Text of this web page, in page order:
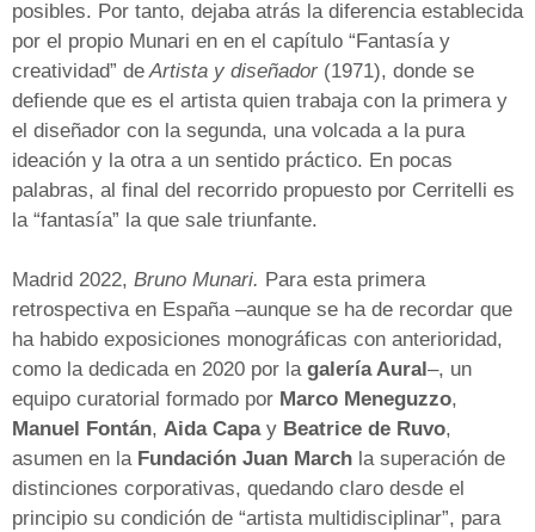
posibles. Por tanto, dejaba atrás la diferencia establecida
por el propio Munari en en el capítulo “Fantasía y
creatividad” deArtista y diseñador (1971), donde se
defiende que es el artista quien trabaja con la primera y
el diseñador con la segunda, una volcada a la pura
ideación y la otra a un sentido práctico. En pocas
palabras, al final del recorrido propuesto por Cerritelli es
la “fantasía” la que sale triunfante.
Madrid 2022, Bruno Munari. Para esta primera
retrospectiva en España –aunque se ha de recordar que
ha habido exposiciones monográficas con anterioridad,
como la dedicada en 2020 por la galería Aural –, un
equipo curatorial formado por Marco Meneguzzo,
Manuel Fontán, Aida Capay Beatrice de Ruvo,
asumen en la Fundación Juan March la superación de
distinciones corporativas, quedando claro desde el
principio su condición de “artista multidisciplinar”, para